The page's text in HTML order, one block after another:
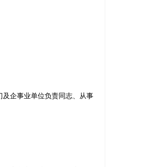
企事业单位负责同志、从事